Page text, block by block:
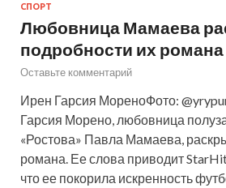
СПОРТ
Любовница Мамаева
подробности их романа
Оставьте комментарий
Ирен Гарсия МореноФото:
Гарсия Морено, любовница
«Ростова» Павла Мамаева,
романа. Ее слова приводит
что ее покорила искренность